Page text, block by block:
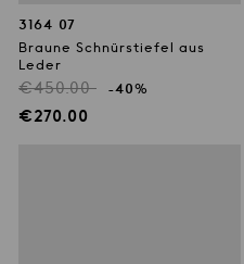
3164 07
Braune Schnürstiefel aus
Leder
Regulärer
Preis
€450.00 -40%
Verkaufspreis
€270.00